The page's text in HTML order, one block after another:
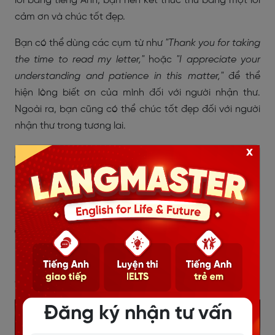
cảm ơn và chúc tốt đẹp.
Bạn có thể dùng các cụm từ như "Thank you for taking
the time to read my letter,"hoặc "I appreciate your
understanding and patience in this matter,"để thể
hiện lòng biết ơn của mình đối với người nhận thư.
Ngoài ra, bạn cũng có thể chúc tốt đẹp đối với người
nhận thư trong tương lai.
8. Thông tin liên hệ (Contact):
Cung cấp thông tin liên hệ để khách hàng có thể liên
lạc lại nếu cần thiết.
9. Chữ ký hoặc tên công ty
Kết thúc thư bằng chữ ký của người viết hoặc chữ ký
của đội ngũ đại diện của doanh nghiệp (nếu có).
Đăng ký nhận tư vấn
x